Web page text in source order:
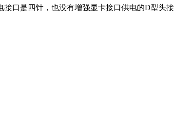
口是四针，也没有增强显卡接口供电的D型头